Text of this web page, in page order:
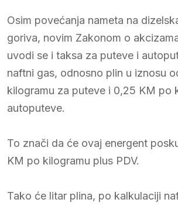
Osim povećanja nameta na
goriva, novim Zakonom o
uvodi se i taksa za puteve i
naftni gas, odnosno plin u iznosu
kilogramu za puteve i 0,25 KM po
autoputeve.
To znači da će ovaj energent
KM po kilogramu plus PDV.
Tako će litar plina, po kalkulaciji